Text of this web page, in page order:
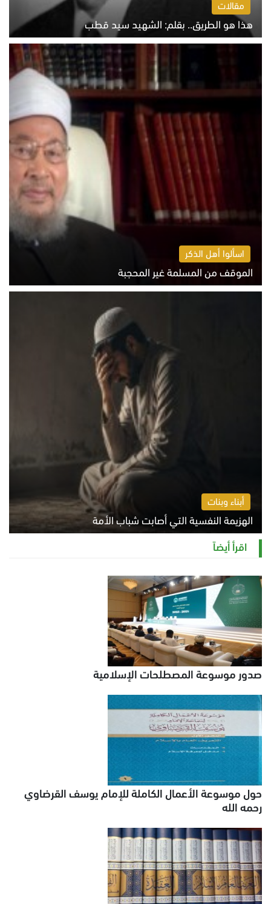
مقالات
هذا هو الطريق.. بقلم: الشهيد سيد قطب
الخميس 6 أغسطس 2026 10:52 ص
اسألوا أهل الذكر
الموقف من المسلمة غير المحجبة
الخميس 6 أغسطس 2026 10:45 ص
أبناء وبنات
الهزيمة النفسية التي أصابت شباب الأمة
الخميس 6 أغسطس 2026 11:12 ص
اقرأ أيضاً
صدور موسوعة المصطلحات الإسلامية
حول موسوعة الأعمال الكاملة للإمام يوسف القرضاوي
رحمه الله